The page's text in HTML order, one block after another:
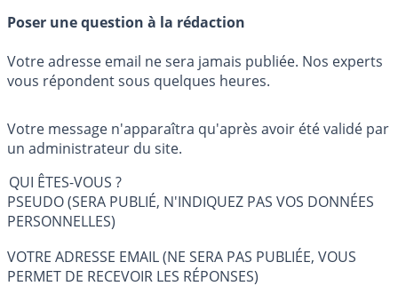
Poser une question à la rédaction
Votre adresse email ne sera jamais publiée. Nos experts
vous répondent sous quelques heures.
Votre message n'apparaîtra qu'après avoir été validé par
un administrateur du site.
QUI ÊTES-VOUS ?
PSEUDO (SERA PUBLIÉ, N'INDIQUEZ PAS VOS DONNÉES
PERSONNELLES)
VOTRE ADRESSE EMAIL (NE SERA PAS PUBLIÉE, VOUS
PERMET DE RECEVOIR LES RÉPONSES)